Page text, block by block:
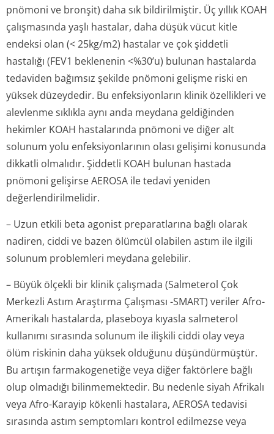
pnömoni ve bronşit) daha sık bildirilmiştir. Üç yıllık KOAH
çalışmasında yaşlı hastalar, daha düşük vücut kitle
endeksi olan (< 25kg/m2) hastalar ve çok şiddetli
hastalığı (FEV1 beklenenin <%30’u) bulunan hastalarda
tedaviden bağımsız şekilde pnömoni gelişme riski en
yüksek düzeydedir. Bu enfeksiyonların klinik özellikleri ve
alevlenme sıklıkla aynı anda meydana geldiğinden
hekimler KOAH hastalarında pnömoni ve diğer alt
solunum yolu enfeksiyonlarının olası gelişimi konusunda
dikkatli olmalıdır. Şiddetli KOAH bulunan hastada
pnömoni gelişirse AEROSA ile tedavi yeniden
değerlendiril­melidir.
– Uzun etkili beta agonist preparatlarına bağlı olarak
nadiren, ciddi ve bazen ölümcül olabilen astım ile ilgili
solunum problemleri meydana gelebilir.
– Büyük ölçekli bir klinik çalışmada (Salmeterol Çok
Merkezli Astım Araştırma Çalışması -SMART) veriler Afro-
Amerikalı hastalarda, plaseboya kıyasla salmeterol
kullanımı sırasında solunum ile ilişkili ciddi olay veya
ölüm riskinin daha yüksek olduğunu düşündürmüştür.
Bu artışın farmakogenetiğe veya diğer faktörlere bağlı
olup olmadığı bilinmemektedir. Bu nedenle siyah Afrikalı
veya Afro-Karayip kökenli hastalara, AEROSA tedavisi
sırasında astım semptomları kontrol edilmezse veya